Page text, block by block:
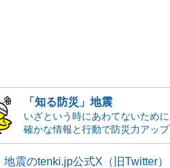
「知る防災」地震
いざという時にあわてないために
確かな情報と行動で防災力アップ
地震のtenki.jp公式X（旧Twitter）